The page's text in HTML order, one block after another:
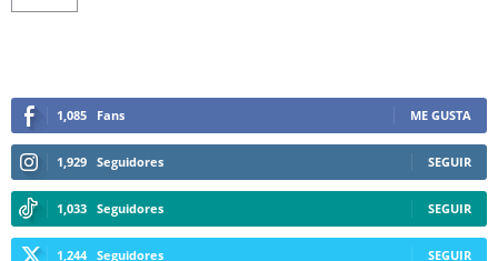
1,085 Fans ME GUSTA
1,929 Seguidores SEGUIR
1,033 Seguidores SEGUIR
1,244 Seguidores SEGUIR